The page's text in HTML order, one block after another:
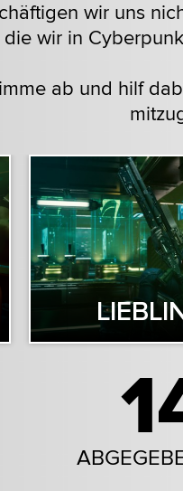
wir uns
die wir in
ab und hilf